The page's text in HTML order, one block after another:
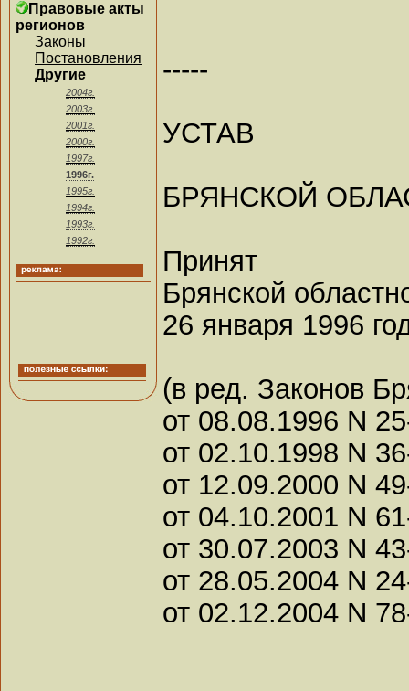
Правовые акты
регионов
Законы
Постановления
Другие
2004г.
2003г.
2001г.
2000г.
1997г.
1996г.
1995г.
1994г.
1993г.
1992г.
-----
УСТАВ
БРЯНСКОЙ
Принят
Брянской
26 января 1996
(в ред. Законов
от 08.08.1996 N
от 02.10.1998 N
от 12.09.2000 N
от 04.10.2001 N
от 30.07.2003 N
от 28.05.2004 N
от 02.12.2004 N